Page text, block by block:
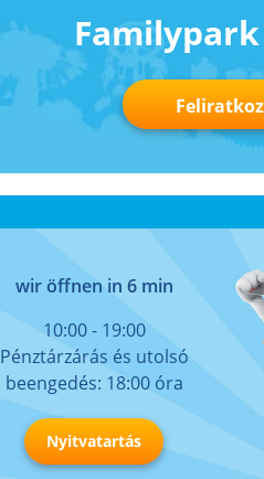
wir öffnen in 6 min
10:00 - 19:00
Pénztárzárás és utolsó
beengedés: 18:00 óra
Nyitvatartás